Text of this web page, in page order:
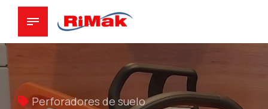
Perforadores de suelo